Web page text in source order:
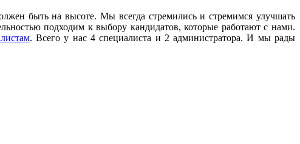
быть на высоте. Мы всегда стремились и стремимся улучшать
подходим к выбору кандидатов, которые работают с нами.
. Всего у нас 4 специалиста и 2 администратора. И мы рады